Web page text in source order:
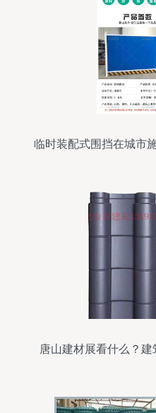
临时装配式围挡在城市
唐山建材展看什么？